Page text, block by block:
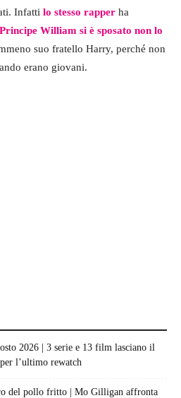
Infatti lo stesso rapper ha
Principe William si è sposato non lo
suo fratello Harry, perché non
erano giovani.
2026 | 3 serie e 13 film lasciano il
l’ultimo rewatch
del pollo fritto | Mo Gilligan affronta